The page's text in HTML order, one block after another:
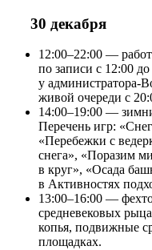
30 декабря
12:00–22:00 —
по записи с 12:00
у администратора-
живой очереди с
14:00–19:00 —
Перечень игр:
«Перебежки с
снега», «Поразим
в круг», «Осада
в Активностях
13:00–16:00 —
средневековых
копья, подвижные
площадках.